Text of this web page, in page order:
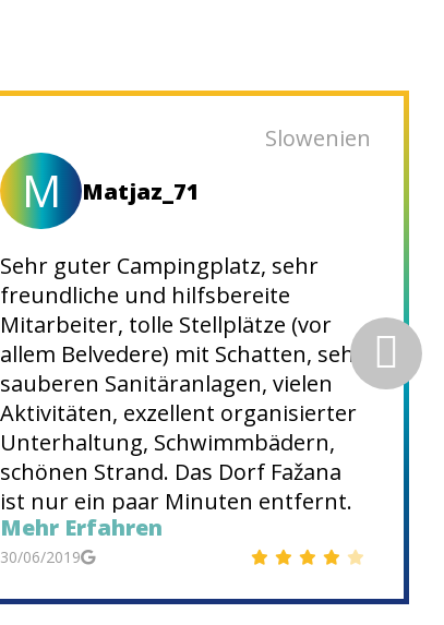
Slowenien
M Matjaz_71
Sehr guter Campingplatz, sehr
freundliche und hilfsbereite
Mitarbeiter, tolle Stellplätze (vor
allem Belvedere) mit Schatten, sehr
sauberen Sanitäranlagen, vielen
Aktivitäten, exzellent organisierter
Unterhaltung, Schwimmbädern,
schönen Strand. Das Dorf Fažana
ist nur ein paar Minuten entfernt.
Auf jeden Fall ein
empfehlenswerter Urlaubsort.
Mehr Erfahren
30/06/2019